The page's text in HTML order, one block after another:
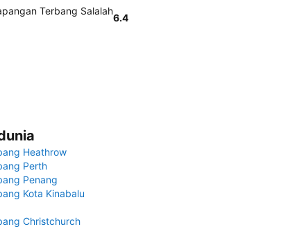
Terbang Salalah
6.4
Heathrow
Perth
Penang
Kota Kinabalu
Christchurch